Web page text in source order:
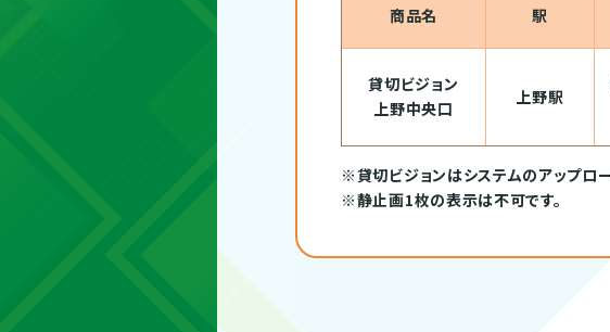
商品名 駅
貸切ビジョン
上野中央口
上野駅
※貸切ビジョンはシステムのアップロ
※静止画1枚の表示は不可です。